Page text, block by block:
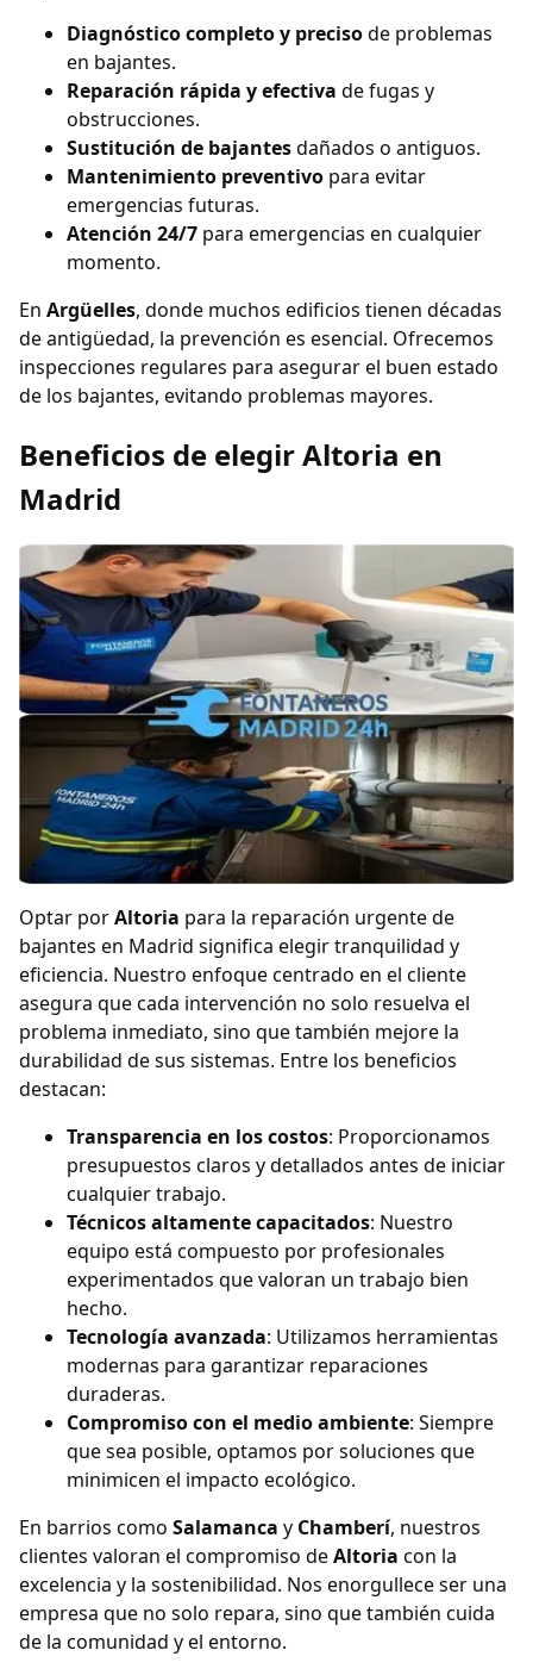
Diagnóstico completo y precisode problemas
en bajantes.
Reparación rápida y efectiva de fugas y
obstrucciones.
Sustitución de bajantesdañados o antiguos.
Mantenimiento preventivo para evitar
emergencias futuras.
Atención 24/7 para emergencias en cualquier
momento.
En Argüelles, donde muchos edificios tienen décadas
de antigüedad, la prevención es esencial. Ofrecemos
inspecciones regulares para asegurar el buen estado
de los bajantes, evitando problemas mayores.
Beneficios de elegir Altoria en
Madrid
Optar porAltoria para la reparación urgente de
bajantes en Madrid significa elegir tranquilidad y
eficiencia. Nuestro enfoque centrado en el cliente
asegura que cada intervención no solo resuelva el
problema inmediato, sino que también mejore la
durabilidad de sus sistemas. Entre los beneficios
destacan:
Transparencia en los costos: Proporcionamos
presupuestos claros y detallados antes de iniciar
cualquier trabajo.
Técnicos altamente capacitados: Nuestro
equipo está compuesto por profesionales
experimentados que valoran un trabajo bien
hecho.
Tecnología avanzada: Utilizamos herramientas
modernas para garantizar reparaciones
duraderas.
Compromiso con el medio ambiente: Siempre
que sea posible, optamos por soluciones que
minimicen el impacto ecológico.
En barrios como Salamanca y Chamberí, nuestros
clientes valoran el compromiso deAltoria con la
excelencia y la sostenibilidad. Nos enorgullece ser una
empresa que no solo repara, sino que también cuida
de la comunidad y el entorno.